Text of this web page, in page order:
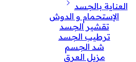
العناية بالجسد
الإستحمام و الدوش
تقشير الجسد
ترطيب الجسد
شد الجسم
مزيل العرق